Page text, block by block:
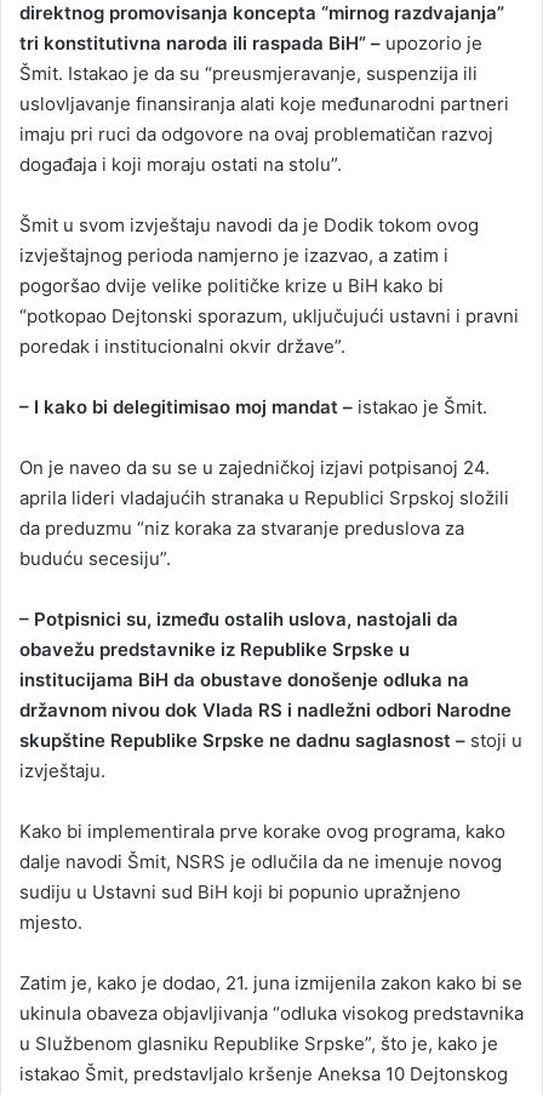
direktnog promovisanja koncepta “mirnog razdvajanja”
tri konstitutivna naroda ili raspada BiH” – upozorio je
Šmit. Istakao je da su “preusmjeravanje, suspenzija ili
uslovljavanje finansiranja alati koje međunarodni partneri
imaju pri ruci da odgovore na ovaj problematičan razvoj
događaja i koji moraju ostati na stolu”.
Šmit u svom izvještaju navodi da je Dodik tokom ovog
izvještajnog perioda namjerno je izazvao, a zatim i
pogoršao dvije velike političke krize u BiH kako bi
“potkopao Dejtonski sporazum, uključujući ustavni i pravni
poredak i institucionalni okvir države”.
– I kako bi delegitimisao moj mandat – istakao je Šmit.
On je naveo da su se u zajedničkoj izjavi potpisanoj 24.
aprila lideri vladajućih stranaka u Republici Srpskoj složili
da preduzmu “niz koraka za stvaranje preduslova za
buduću secesiju”.
– Potpisnici su, između ostalih uslova, nastojali da
obavežu predstavnike iz Republike Srpske u
institucijama BiH da obustave donošenje odluka na
državnom nivou dok Vlada RS i nadležni odbori Narodne
skupštine Republike Srpske ne dadnu saglasnost – stoji u
izvještaju.
Kako bi implementirala prve korake ovog programa, kako
dalje navodi Šmit, NSRS je odlučila da ne imenuje novog
sudiju u Ustavni sud BiH koji bi popunio upražnjeno
mjesto.
Zatim je, kako je dodao, 21. juna izmijenila zakon kako bi se
ukinula obaveza objavljivanja “odluka visokog predstavnika
u Službenom glasniku Republike Srpske”, što je, kako je
istakao Šmit, predstavljalo kršenje Aneksa 10 Dejtonskog